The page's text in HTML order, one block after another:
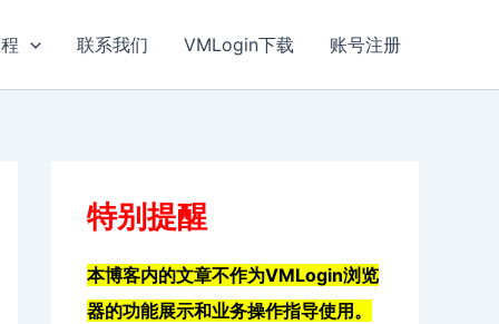
联系我们 VMLogin下载 账号注册
特别提醒
本博客内的文章不作为VMLogin浏览
器的功能展示和业务操作指导使用。